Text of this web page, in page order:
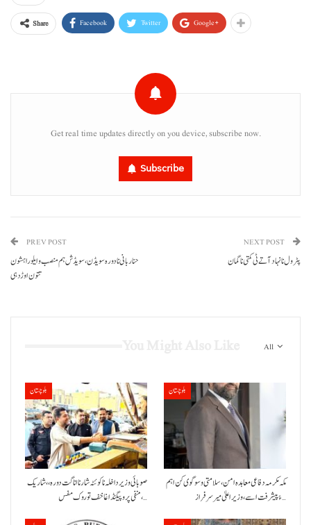
Share Facebook Twitter Google+
Get real time updates directly on you device, subscribe now.
Subscribe
PREV POST
حنا ربانی نا دورہ سویڈن، سویڈش ہم منصب و ایلو راہشون
تتون اوڑدہی
NEXT POST
پٹرول نا نہاد آتے ٹی کمتی نا گمان
All
بلوچستان
صوبائی وزیر داخلہ نا کوئٹہ شار نا اناگت دورہ،، شاریک
منفی پروپیگنڈا غا خف توروک مفس،…
بلوچستان
مکہ مکرمہ دفاعی معاہدہ امن، سلامتی و سوگوی کن اہم
ءُ پیشرفت اسے،وزیراعلیٰ میر سرفراز…